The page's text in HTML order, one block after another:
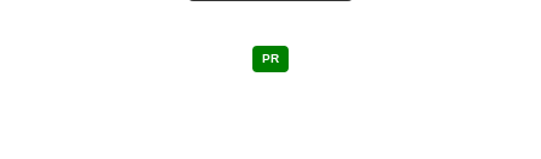
PR